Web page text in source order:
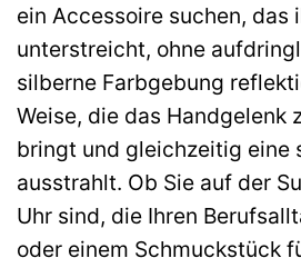
ein Accessoire suchen, das
unterstreicht, ohne
silberne Farbgebung
Weise, die das Handgelenk
bringt und gleichzeitig eine
ausstrahlt. Ob Sie auf der
Uhr sind, die Ihren
oder einem Schmuckstück